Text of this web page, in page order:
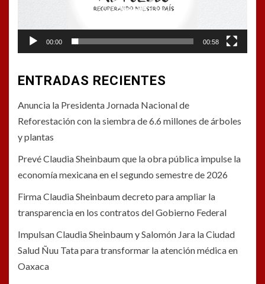
00:00 00:58
ENTRADAS RECIENTES
Anuncia la Presidenta Jornada Nacional de
Reforestación con la siembra de 6.6 millones de árboles
y plantas
Prevé Claudia Sheinbaum que la obra pública impulse la
economía mexicana en el segundo semestre de 2026
Firma Claudia Sheinbaum decreto para ampliar la
transparencia en los contratos del Gobierno Federal
Impulsan Claudia Sheinbaum y Salomón Jara la Ciudad
Salud Ñuu Tata para transformar la atención médica en
Oaxaca